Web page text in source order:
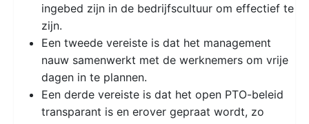
ingebed zijn in de bedrijfscultuur om effectief te
zijn.
Een tweede vereiste is dat het management
nauw samenwerkt met de werknemers om vrije
dagen in te plannen.
Een derde vereiste is dat het open PTO-beleid
transparant is en erover gepraat wordt, zo